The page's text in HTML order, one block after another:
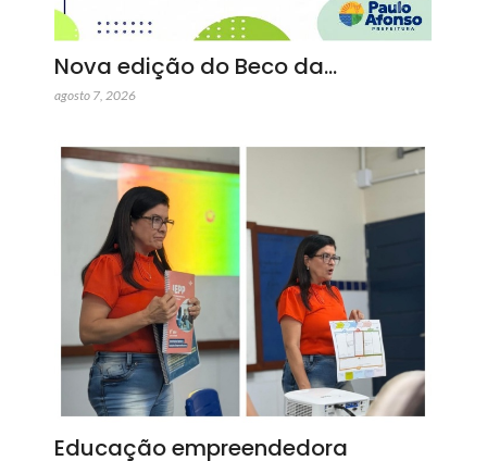
Nova edição do Beco da…
agosto 7, 2026
Educação empreendedora